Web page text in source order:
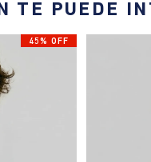
TE PUEDE
45% OFF